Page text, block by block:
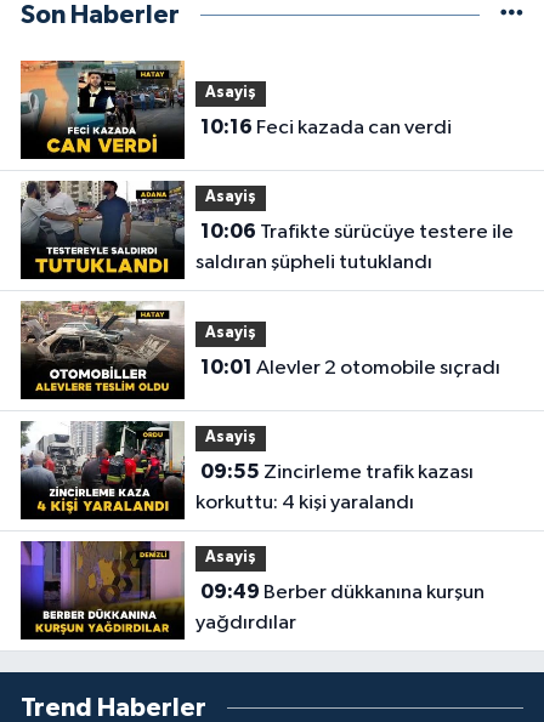
Son Haberler
Asayiş
10:16 Feci kazada can verdi
Asayiş
10:06
saldıran şüpheli tutuklandı
Asayiş
10:01 Alevler 2 otomobile sıçradı
Asayiş
09:55
korkuttu: 4 kişi yaralandı
Asayiş
09:49
yağdırdılar
Trend Haberler